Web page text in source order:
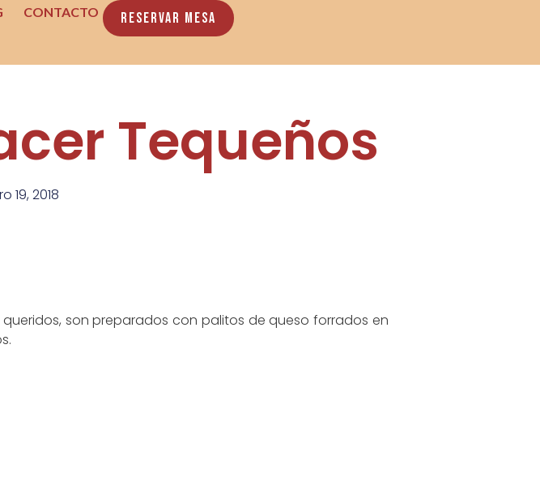
CONTACTO Reservar Mesa
Tequeños
19, 2018
son preparados con palitos de queso forrados en